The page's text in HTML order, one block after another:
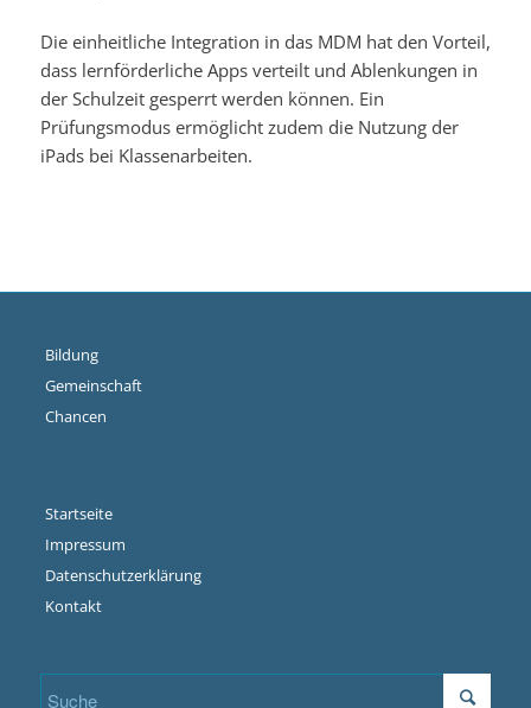
Die einheitliche Integration in das MDM hat den Vorteil,
dass lernförderliche Apps verteilt und Ablenkungen in
der Schulzeit gesperrt werden können. Ein
Prüfungsmodus ermöglicht zudem die Nutzung der
iPads bei Klassenarbeiten.
Bildung
Gemeinschaft
Chancen
Startseite
Impressum
Datenschutzerklärung
Kontakt